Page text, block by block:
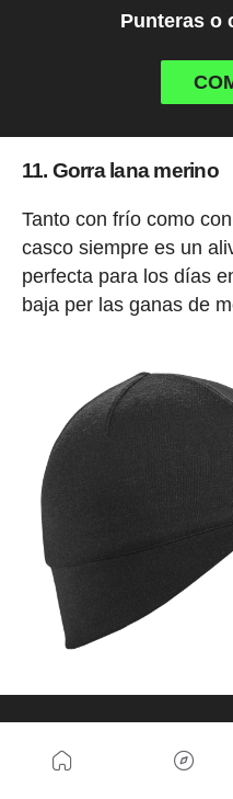
Punteras o
11. Gorra lana merino
Tanto con frío como
casco siempre es un
perfecta para los días
baja per las ganas de